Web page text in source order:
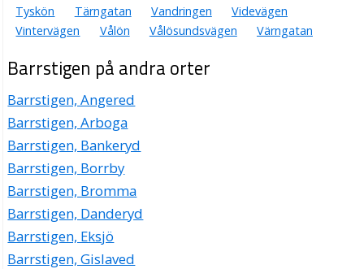
Tyskön
Tärngatan Vandringen
Videvägen
Vintervägen
Vålön Vålösundsvägen Värngatan
Barrstigen på andra orter
Barrstigen, Angered
Barrstigen, Arboga
Barrstigen, Bankeryd
Barrstigen, Borrby
Barrstigen, Bromma
Barrstigen, Danderyd
Barrstigen, Eksjö
Barrstigen, Gislaved